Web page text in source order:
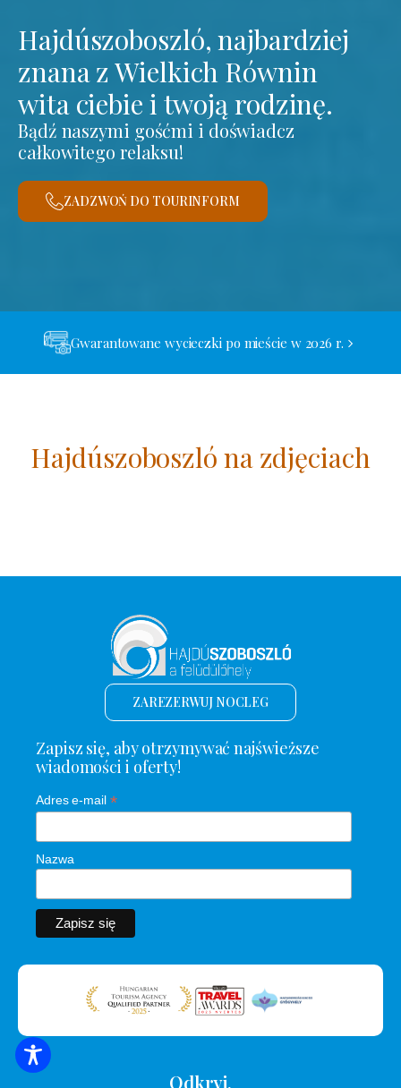
Hajdúszoboszló, najbardziej
znana z Wielkich Równin
wita ciebie i twoją rodzinę.
Bądź naszymi gośćmi i doświadcz
całkowitego relaksu!
ZADZWOŃ DO TOURINFORM
Gwarantowane wycieczki po mieście w 2026 r.
Hajdúszoboszló na zdjęciach
ZAREZERWUJ NOCLEG
Zapisz się, aby otrzymywać najświeższe
wiadomości i oferty!
Adres e-mail *
Nazwa
Odkryj.